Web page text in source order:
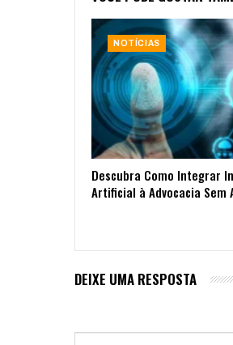
NOTÍCIAS
Descubra Como Integrar
Artificial à Advocacia Sem
DEIXE UMA RESPOSTA